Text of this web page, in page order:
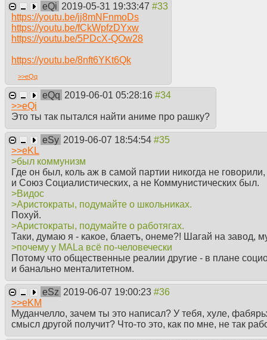
eQi 2019-05-31 19:33:47
https://youtu.be/jj8mNFnmoDs
https://youtu.be/fCkWpfzDYxw
https://youtu.be/5PDcX-QOw28
https://youtu.be/8nft6YKt6Qk
>>eQq
eQq 2019-06-01 05:28:16
>>eQi
Это ты так пытался найти аниме про рашку?
eSy 2019-06-07 18:54:54
>>eKL
>был коммунизм
Где он был, коль аж в самой партии никогда не
и Союз Социалистических, а не Коммунистических был.
>Видос
>Аристократы, подумайте о школьниках.
Похуй.
>Аристократы, подумайте о работягах.
Таки, думаю я - какое, блаетъ, онеме?! Шагай на завод,
>почему у MALа всё по-человечески
Потому что общественные реалии другие - в плане
и банально менталитетном.
eSz 2019-06-07 19:00:23
>>eKM
Муданчелло, зачем ты это написал? У тебя, хуле,
смысл другой получит? Что-то это, как по мне, не так